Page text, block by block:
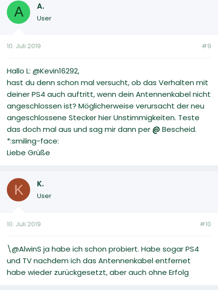
A A.
User
10. Juli 2019 #9
Hallo L: @Kevin16292,
hast du denn schon mal versucht, ob das Verhalten mit
deiner PS4 auch auftritt, wenn dein Antennenkabel nicht
angeschlossen ist? Möglicherweise verursacht der neu
angeschlossene Stecker hier Unstimmigkeiten. Teste
das doch mal aus und sag mir dann per @ Bescheid.
*:smiling-face:
Liebe Grüße
K K.
User
10. Juli 2019 #10
\@AlwinS ja habe ich schon probiert. Habe sogar PS4
und TV nachdem ich das Antennenkabel entfernet
habe wieder zurückgesetzt, aber auch ohne Erfolg